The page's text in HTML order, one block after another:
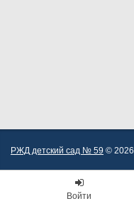
РЖД детский сад № 59 © 2026
Войти